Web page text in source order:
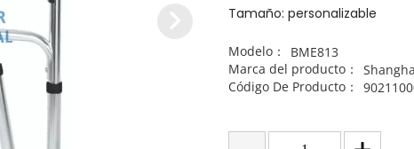
Tamaño: personalizable
Modelo：
BME813
Marca del producto：
Código De Producto：